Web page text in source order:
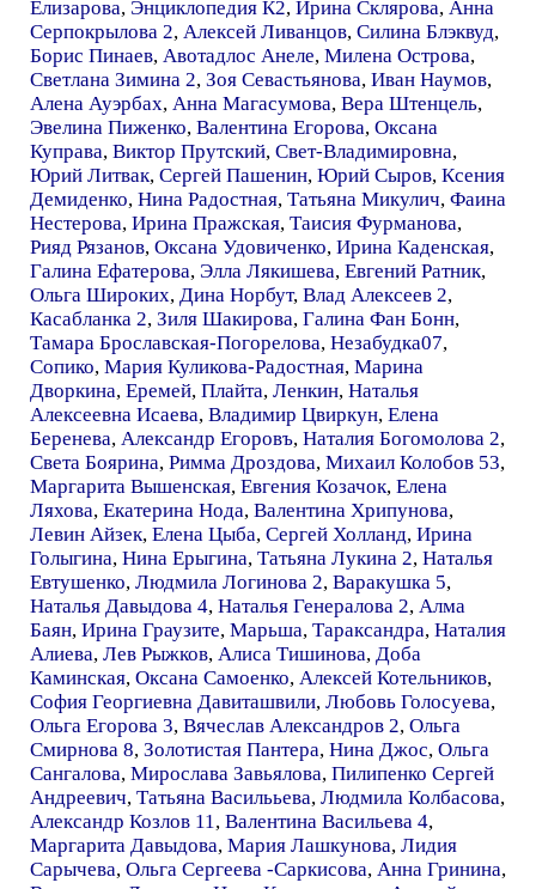
Елизарова, Энциклопедия К2, Ирина Склярова, Анна
Серпокрылова 2, Алексей Ливанцов, Силина Блэквуд,
Борис Пинаев, Авотадлос Анеле, Милена Острова,
Светлана Зимина 2, Зоя Севастьянова, Иван Наумов,
Алена Ауэрбах, Анна Магасумова, Вера Штенцель,
Эвелина Пиженко, Валентина Егорова, Оксана
Куправа, Виктор Прутский, Свет-Владимировна,
Юрий Литвак, Сергей Пашенин, Юрий Сыров, Ксения
Демиденко, Нина Радостная, Татьяна Микулич, Фаина
Нестерова, Ирина Пражская, Таисия Фурманова,
Рияд Рязанов, Оксана Удовиченко, Ирина Каденская,
Галина Ефатерова, Элла Лякишева, Евгений Ратник,
Ольга Широких, Дина Норбут, Влад Алексеев 2,
Касабланка 2, Зиля Шакирова, Галина Фан Бонн,
Тамара Брославская-Погорелова, Незабудка07,
Сопико, Мария Куликова-Радостная, Марина
Дворкина, Еремей, Плайта, Ленкин, Наталья
Алексеевна Исаева, Владимир Цвиркун, Елена
Беренева, Александр Егоровъ, Наталия Богомолова 2,
Света Боярина, Римма Дроздова, Михаил Колобов 53,
Маргарита Вышенская, Евгения Козачок, Елена
Ляхова, Екатерина Нода, Валентина Хрипунова,
Левин Айзек, Елена Цыба, Сергей Холланд, Ирина
Голыгина, Нина Ерыгина, Татьяна Лукина 2, Наталья
Евтушенко, Людмила Логинова 2, Варакушка 5,
Наталья Давыдова 4, Наталья Генералова 2, Алма
Баян, Ирина Граузите, Марьша, Тараксандра, Наталия
Алиева, Лев Рыжков, Алиса Тишинова, Доба
Каминская, Оксана Самоенко, Алексей Котельников,
София Георгиевна Давиташвили, Любовь Голосуева,
Ольга Егорова 3, Вячеслав Александров 2, Ольга
Смирнова 8, Золотистая Пантера, Нина Джос, Ольга
Сангалова, Мирослава Завьялова, Пилипенко Сергей
Андреевич, Татьяна Василььева, Людмила Колбасова,
Александр Козлов 11, Валентина Васильева 4,
Маргарита Давыдова, Мария Лашкунова, Лидия
Сарычева, Ольга Сергеева -Саркисова, Анна Гринина,